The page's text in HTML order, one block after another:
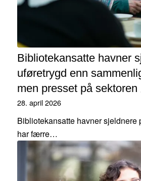
Bibliotekansatte havner
uføretrygd enn
men presset på sektoren
28. april 2026
Bibliotekansatte havner sjeldnere
har færre…